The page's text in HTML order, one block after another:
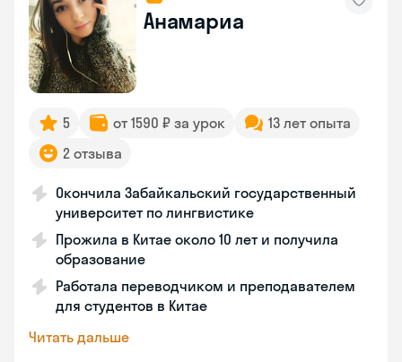
Анамариа
5 от 1590 ₽ за урок
13 лет опыта
2 отзыва
Окончила Забайкальский государственный
университет по лингвистике
Прожила в Китае около 10 лет и получила
образование
Работала переводчиком и преподавателем
для студентов в Китае
Читать дальше